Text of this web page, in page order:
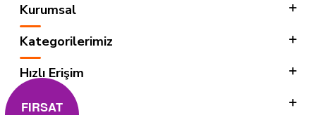
Kurumsal
Kategorilerimiz
Hızlı Erişim
Sosyal
FIRSAT